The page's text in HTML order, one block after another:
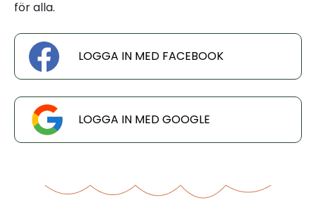
för alla.
LOGGA IN MED FACEBOOK
LOGGA IN MED GOOGLE